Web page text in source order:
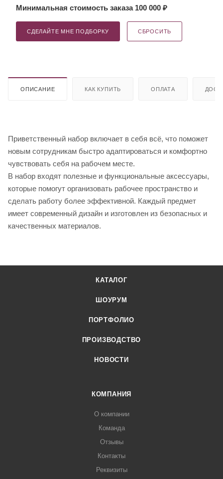
Минимальная стоимость заказа 100 000 ₽
СДЕЛАЙТЕ МНЕ ПОДБОРКУ СБРОСИТЬ
ОПИСАНИЕ КАК КУПИТЬ ОПЛАТА
Приветственный набор включает в себя всё, что поможет
новым сотрудникам быстро адаптироваться и комфортно
чувствовать себя на рабочем месте.
В набор входят полезные и функциональные аксессуары,
которые помогут организовать рабочее пространство и
сделать работу более эффективной. Каждый предмет
имеет современный дизайн и изготовлен из безопасных и
качественных материалов.
КАТАЛОГ
ШОУРУМ
ПОРТФОЛИО
ПРОИЗВОДСТВО
НОВОСТИ
КОМПАНИЯ
О компании
Команда
Отзывы
Контакты
Реквизиты